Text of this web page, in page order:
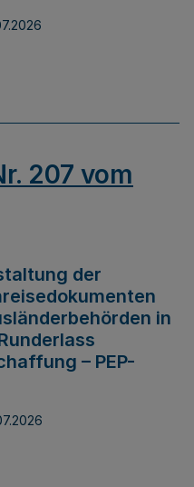
207 vom
der
in
– PEP-